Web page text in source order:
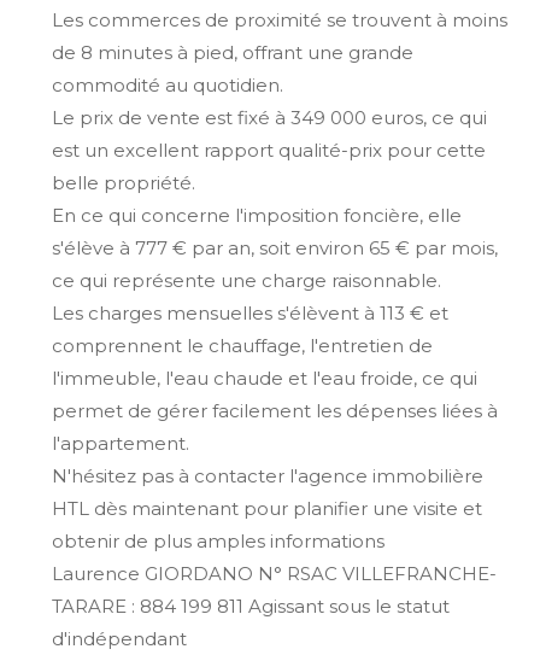
Les commerces de proximité se trouvent à moins
de 8 minutes à pied, offrant une grande
commodité au quotidien.
Le prix de vente est fixé à 349 000 euros, ce qui
est un excellent rapport qualité-prix pour cette
belle propriété.
En ce qui concerne l'imposition foncière, elle
s'élève à 777 € par an, soit environ 65 € par mois,
ce qui représente une charge raisonnable.
Les charges mensuelles s'élèvent à 113 € et
comprennent le chauffage, l'entretien de
l'immeuble, l'eau chaude et l'eau froide, ce qui
permet de gérer facilement les dépenses liées à
l'appartement.
N'hésitez pas à contacter l'agence immobilière
HTL dès maintenant pour planifier une visite et
obtenir de plus amples informations
Laurence GIORDANO N° RSAC VILLEFRANCHE-
TARARE : 884 199 811 Agissant sous le statut
d'indépendant